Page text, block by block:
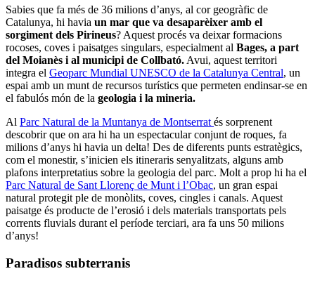
Sabies que fa més de 36 milions d’anys, al cor geogràfic de
Catalunya, hi havia un mar que va desaparèixer amb el
sorgiment dels Pirineus? Aquest procés va deixar formacions
rocoses, coves i paisatges singulars, especialment al Bages, a part
del Moianès i al municipi de Collbató. Avui, aquest territori
integra el Geoparc Mundial UNESCO de la Catalunya Central, un
espai amb un munt de recursos turístics que permeten endinsar-se en
el fabulós món de la geologia i la mineria.
Al Parc Natural de la Muntanya de Montserrat és sorprenent
descobrir que on ara hi ha un espectacular conjunt de roques, fa
milions d’anys hi havia un delta! Des de diferents punts estratègics,
com el monestir, s’inicien els itineraris senyalitzats, alguns amb
plafons interpretatius sobre la geologia del parc. Molt a prop hi ha el
Parc Natural de Sant Llorenç de Munt i l’Obac, un gran espai
natural protegit ple de monòlits, coves, cingles i canals. Aquest
paisatge és producte de l’erosió i dels materials transportats pels
corrents fluvials durant el període terciari, ara fa uns 50 milions
d’anys!
Paradisos subterranis